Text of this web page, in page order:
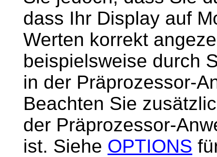
dass Ihr Display auf
Werten korrekt
beispielsweise durch
in der Präprozessor-
Beachten Sie
der Präprozessor-
ist. Siehe OPTIONS